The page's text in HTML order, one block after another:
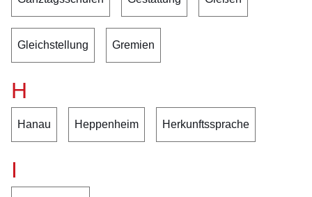
Gleichstellung Gremien
H
Hanau Heppenheim Herkunftssprache
I